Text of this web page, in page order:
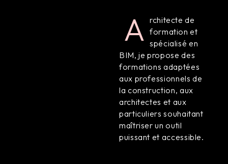
A rchitecte de
formation et
spécialisé en
BIM, je propose des
formations adaptées
aux professionnels de
la construction, aux
architectes et aux
particuliers souhaitant
maîtriser un outil
puissant et accessible.